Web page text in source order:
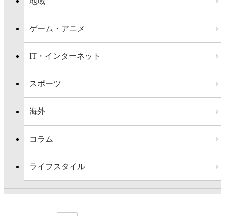
ゲーム・アニメ
IT・インターネット
スポーツ
海外
コラム
ライフスタイル